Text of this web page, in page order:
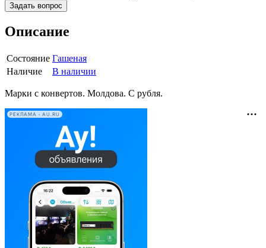
Задать вопрос
Описание
Состояние Гашеная
Наличие
В наличии
Марки с конвертов. Молдова. С рубля.
РЕКЛАМА • AU.RU